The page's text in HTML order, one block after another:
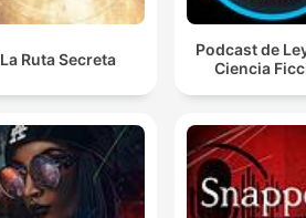
La Ruta Secreta
Podcast de
Ciencia